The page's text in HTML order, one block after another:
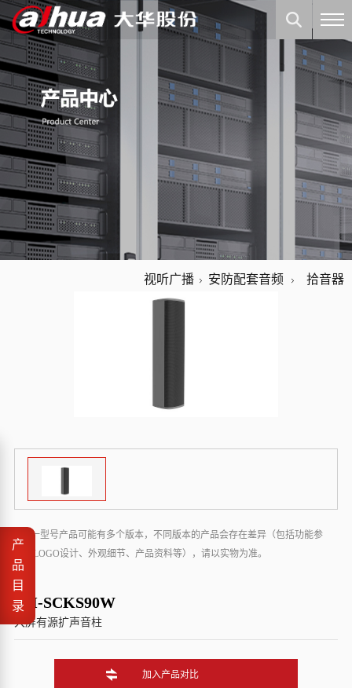
视听广播 安防配套音频 拾音器
* 同一型号产品可能有多个版本，不同版本的产品会存在差异（包括功能参
数、LOGO设计、外观细节、产品资料等），请以实物为准。
DH-SCKS90W
大屏有源扩声音柱
加入产品对比
产
品
目
录